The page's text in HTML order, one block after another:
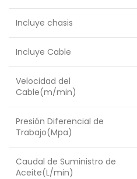
Incluye chasis
Incluye Cable
Velocidad del
Cable(m/min)
Presión Diferencial de
Trabajo(Mpa)
Caudal de Suministro de
Aceite(L/min)